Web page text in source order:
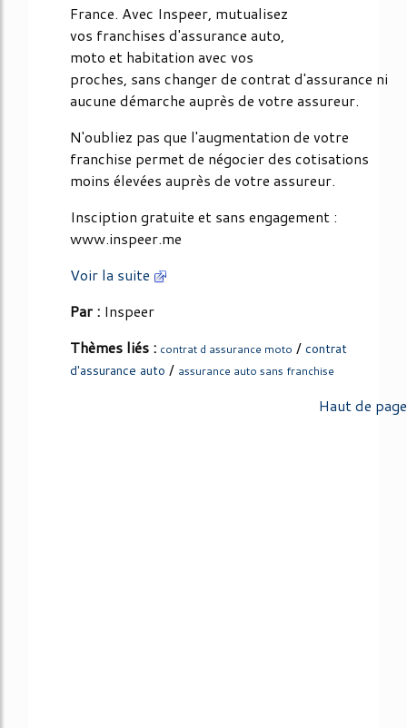
France. Avec Inspeer, mutualisez
vos franchises d'assurance auto,
moto et habitation avec vos
proches, sans changer de contrat d'assurance ni
aucune démarche auprès de votre assureur.
N'oubliez pas que l'augmentation de votre
franchise permet de négocier des cotisations
moins élevées auprès de votre assureur.
Insciption gratuite et sans engagement :
www.inspeer.me
Voir la suite
Par : Inspeer
Thèmes liés : contrat d assurance moto / contrat
d'assurance auto / assurance auto sans franchise
Haut de page